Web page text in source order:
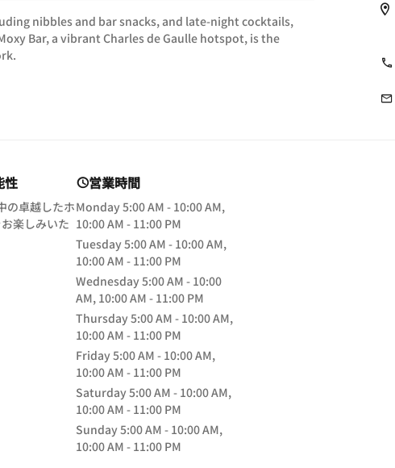
nibbles and bar snacks, and late-night cocktails,
Bar, a vibrant Charles de Gaulle hotspot, is the
性
卓越したホ
楽しみいた
営業時間
Monday5:00 AM - 10:00 AM,
10:00 AM - 11:00 PM
Tuesday5:00 AM - 10:00 AM,
10:00 AM - 11:00 PM
Wednesday5:00 AM - 10:00
AM, 10:00 AM - 11:00 PM
Thursday5:00 AM - 10:00 AM,
10:00 AM - 11:00 PM
Friday5:00 AM - 10:00 AM,
10:00 AM - 11:00 PM
Saturday5:00 AM - 10:00 AM,
10:00 AM - 11:00 PM
Sunday5:00 AM - 10:00 AM,
10:00 AM - 11:00 PM